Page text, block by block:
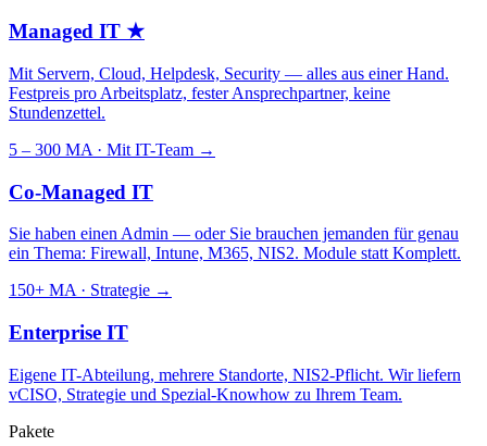
Managed IT ★
Mit Servern, Cloud, Helpdesk, Security — alles aus einer Hand.
Festpreis pro Arbeitsplatz, fester Ansprechpartner, keine
Stundenzettel.
5 – 300 MA · Mit IT-Team →
Co-Managed IT
Sie haben einen Admin — oder Sie brauchen jemanden für genau
ein Thema: Firewall, Intune, M365, NIS2. Module statt Komplett.
150+ MA · Strategie →
Enterprise IT
Eigene IT-Abteilung, mehrere Standorte, NIS2-Pflicht. Wir liefern
vCISO, Strategie und Spezial-Knowhow zu Ihrem Team.
Pakete